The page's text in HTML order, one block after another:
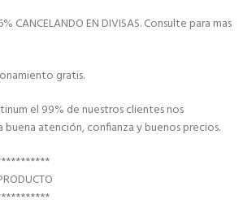
CANCELANDO EN DIVISAS. Consulte para mas
gratis.
el 99% de nuestros clientes nos
atención, confianza y buenos precios.